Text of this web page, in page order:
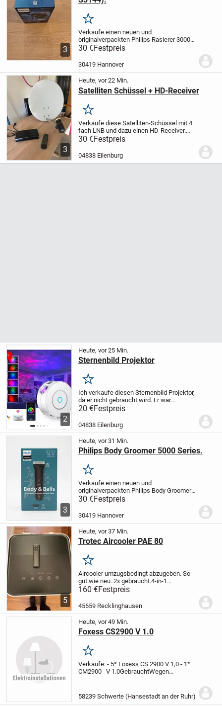
3
Merken
Verkaufe einen neuen und
originalverpackten Philips Rasierer 3000
Series (Modell S3144).
& ungeöffnet
und Nassrasur ✅ 5D Pivot & Flex
30 €Festpreis
30419 Hannover
3
Heute, vor 22 Min.
Satelliten Schüssel + HD-Receiver
Merken
Verkaufe diese Satelliten-Schüssel mit 4
fach LNB und dazu einen HD-Receiver.
Voll funktionsfähig.
30 €Festpreis
04838 Eilenburg
2
Heute, vor 25 Min.
Sternenbild Projektor
Merken
Ich verkaufe diesen Sternenbild Projektor,
da er nicht gebraucht wird. Er war
vielleicht 2 Mal an.
20 €Festpreis
04838 Eilenburg
3
Heute, vor 31 Min.
Philips Body Groomer 5000 Series.
Merken
Verkaufe einen neuen und
originalverpackten Philips Body Groomer
5000 Series.Produktdetails:
originalverpackt
5000 Series✅ Triple Protect Shave
30 €Festpreis
30419 Hannover
5
Heute, vor 37 Min.
Trotec Aircooler PAE 80
Merken
Aircooler umzugsbedingt abzugeben. So
gut wie neu. 2x gebraucht.4-in-1
Luftkühler, Luftbefeuchter, Luftreiniger
und Ventilator. 60 Liter Tank, 2,8l/h.
Verdunstungsleistung, 4 Gebläsestufen,
160 €Festpreis
45659 Recklinghausen
Heute, vor 49 Min.
Foxess CS2900 V 1.0
Merken
Verkaufe:- 5* Foxess CS 2900 V 1,0- 1*
CM2900 V 1.0GebrauchtWegen
folgen.Hinweis zu Sachmängelhaftung /
58239 Schwerte (Hansestadt an der Ruhr)